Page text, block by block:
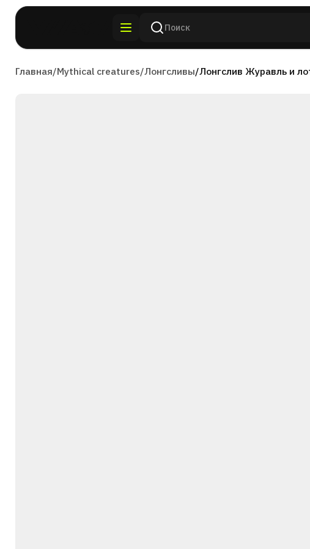
Главная/Mythical creatures/Лонгсливы/Лонгслив Журавль и